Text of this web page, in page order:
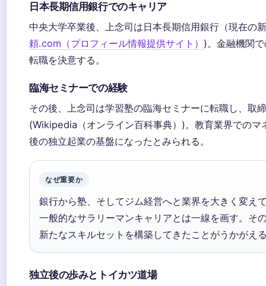
日本長期信用銀行でのキャリア
中央大学卒業後、上念司は日本長期信用銀行（現在の
頼.com（プロフィール情報提供サイト） )。金融機関
転職を決意する。
臨海セミナーでの経験
その後、上念司は学習塾の臨海セミナーに転職し、取
(Wikipedia（オンライン百科事典）)。教育業界でのマ
後の独立起業の基盤になったとみられる。
なぜ重要か
銀行から塾、そしてジム経営へと業界を大きく変え
一般的なサラリーマンキャリアとは一線を画す。そ
新たなスキルセットを構築してきたことがうかがえ
独立後の歩みとトイカツ道場